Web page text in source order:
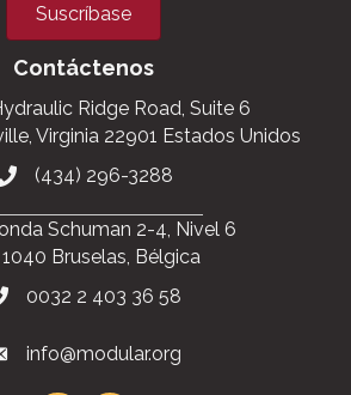
Suscríbase
Contáctenos
Ridge Road, Suite 6
Virginia 22901 Estados Unidos
(434) 296-3288
Schuman 2-4, Nivel 6
1040 Bruselas, Bélgica
0032 2 403 36 58
info@modular.org